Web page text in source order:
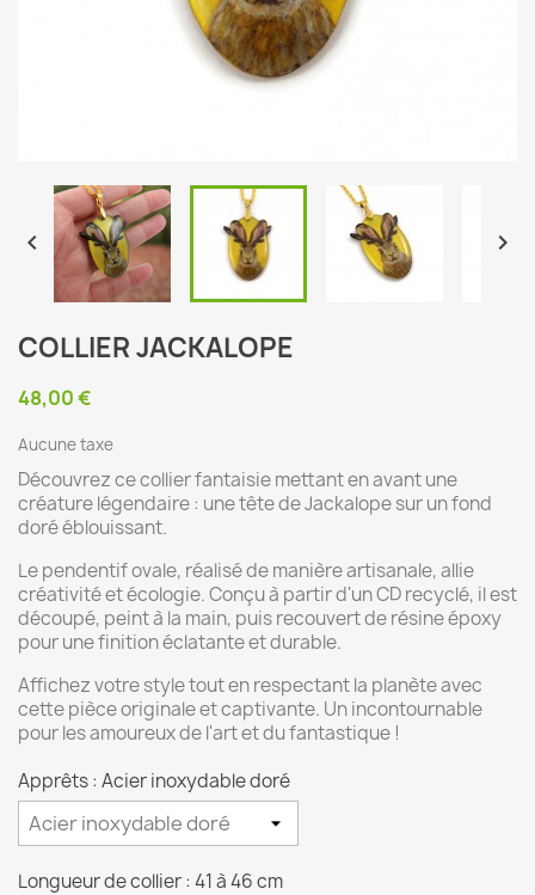
 
COLLIER JACKALOPE
48,00 €
Aucune taxe
Découvrez ce collier fantaisie mettant en avant une
créature légendaire : une tête de Jackalope sur un fond
doré éblouissant.
Le pendentif ovale, réalisé de manière artisanale, allie
créativité et écologie. Conçu à partir d'un CD recyclé, il est
découpé, peint à la main, puis recouvert de résine époxy
pour une finition éclatante et durable.
Affichez votre style tout en respectant la planète avec
cette pièce originale et captivante. Un incontournable
pour les amoureux de l'art et du fantastique !
Apprêts : Acier inoxydable doré
Longueur de collier : 41 à 46 cm